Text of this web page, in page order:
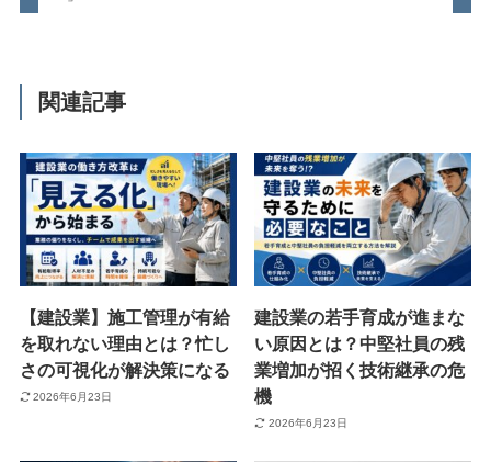
関連記事
【建設業】施工管理が有給
を取れない理由とは？忙し
さの可視化が解決策になる
2026年6月23日
建設業の若手育成が進まな
い原因とは？中堅社員の残
業増加が招く技術継承の危
機
2026年6月23日